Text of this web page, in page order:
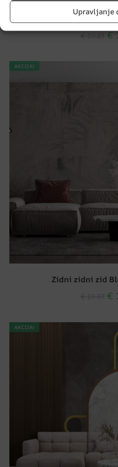
Upravljanje
Zidni zidni zid
€ 19.87 €
AKCIJA!
Zidni zidni zid
€
AKCIJA!